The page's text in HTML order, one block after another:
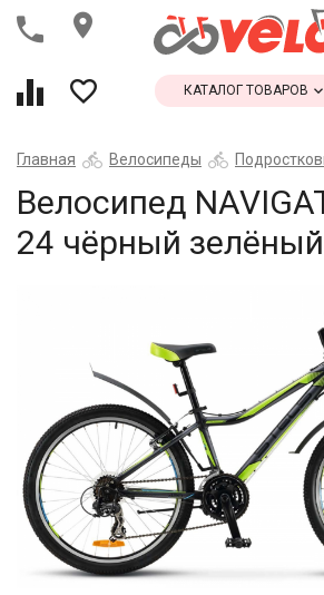
КАТАЛОГ ТОВАРОВ
Главная Велосипеды
Велосипед
24 чёрный